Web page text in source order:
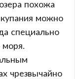
похожа
можно
специально
моря.
чрезвычайно